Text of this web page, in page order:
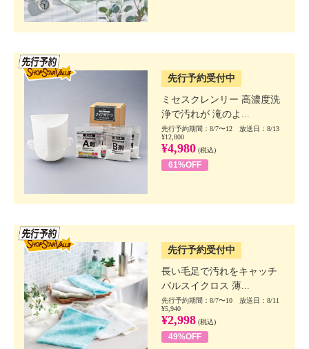
先行予約受付中
ミセスクレンリー 高濃度洗
浄で汚れが 滝のよ...
先行予約期間：8/7〜12 放送日：8/13
¥12,800
¥4,980 (税込)
61%OFF
先行予約受付中
長い毛足で汚れをキャッチ
パルスイクロス 薄...
先行予約期間：8/7〜10 放送日：8/11
¥5,940
¥2,998 (税込)
49%OFF